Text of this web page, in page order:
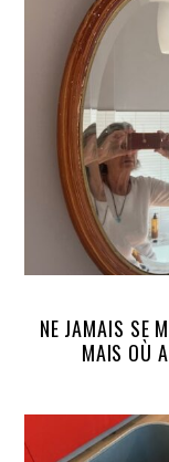
NE JAMAIS SE
MAIS OÙ